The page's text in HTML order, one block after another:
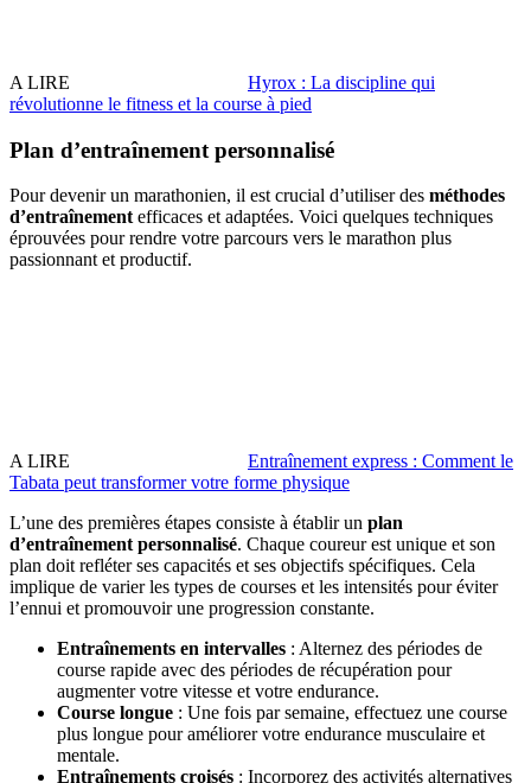
A LIRE
Hyrox : La discipline qui
révolutionne le fitness et la course à pied
Plan d’entraînement personnalisé
Pour devenir un marathonien, il est crucial d’utiliser des méthodes
d’entraînement efficaces et adaptées. Voici quelques techniques
éprouvées pour rendre votre parcours vers le marathon plus
passionnant et productif.
A LIRE
Entraînement express : Comment le
Tabata peut transformer votre forme physique
L’une des premières étapes consiste à établir un plan
d’entraînement personnalisé. Chaque coureur est unique et son
plan doit refléter ses capacités et ses objectifs spécifiques. Cela
implique de varier les types de courses et les intensités pour éviter
l’ennui et promouvoir une progression constante.
Entraînements en intervalles : Alternez des périodes de
course rapide avec des périodes de récupération pour
augmenter votre vitesse et votre endurance.
Course longue : Une fois par semaine, effectuez une course
plus longue pour améliorer votre endurance musculaire et
mentale.
Entraînements croisés : Incorporez des activités alternatives